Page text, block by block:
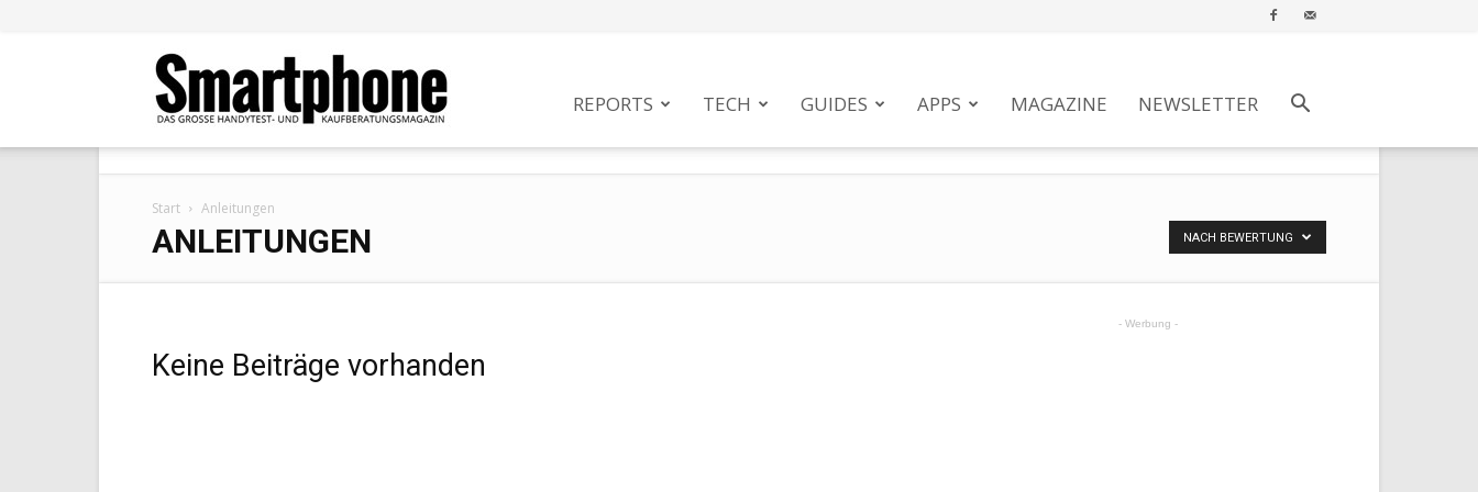
REPORTS TECH GUIDES APPS MAGAZINE NEWSLETTER
Start Anleitungen
ANLEITUNGEN NACH BEWERTUNG
Keine Beiträge vorhanden
- Werbung -